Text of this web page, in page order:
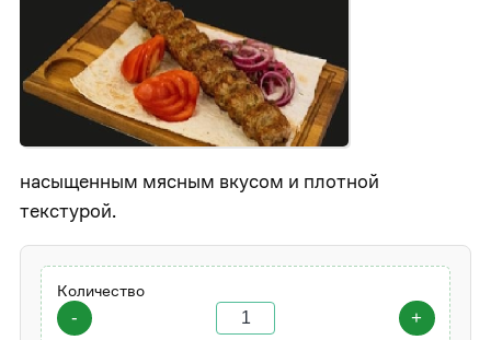
насыщенным мясным вкусом и плотной
текстурой.
Количество
-
+